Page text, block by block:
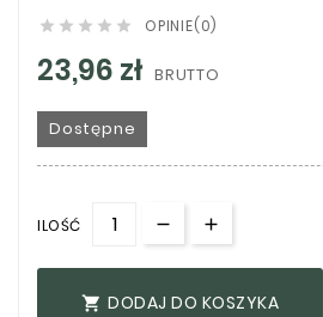
     OPINIE(0)
23,96 zł BRUTTO
Dostępne
ILOŚĆ
 DODAJ DO KOSZYKA